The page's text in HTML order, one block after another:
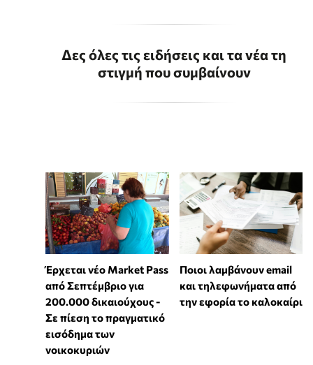
Δες όλες τις ειδήσεις και τα νέα τη
στιγμή που συμβαίνουν
Έρχεται νέο Market Pass
από Σεπτέμβριο για
200.000 δικαιούχους -
Σε πίεση το πραγματικό
εισόδημα των
νοικοκυριών
Ποιοι λαμβάνουν email
και τηλεφωνήματα από
την εφορία το καλοκαίρι